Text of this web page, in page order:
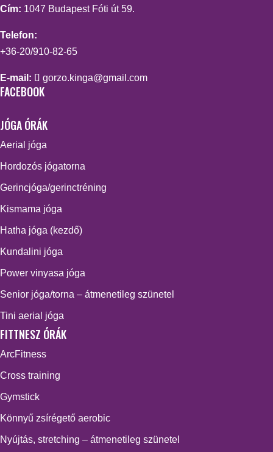
Cím: 1047 Budapest Fóti út 59.
Telefon:
+36-20/910-82-65
E-mail: gorzo.kinga@gmail.com
FACEBOOK
JÓGA ÓRÁK
Aerial jóga
Hordozós jógatorna
Gerincjóga/gerinctréning
Kismama jóga
Hatha jóga (kezdő)
Kundalini jóga
Power vinyasa jóga
Senior jóga/torna – átmenetileg szünetel
Tini aerial jóga
FITTNESZ ÓRÁK
ArcFitness
Cross training
Gymstick
Könnyű zsírégető aerobic
Nyújtás, stretching – átmenetileg szünetel